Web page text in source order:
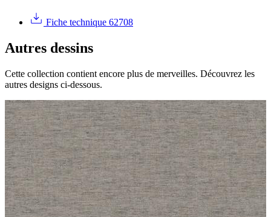
Fiche technique 62708
Autres dessins
Cette collection contient encore plus de merveilles. Découvrez les
autres designs ci-dessous.